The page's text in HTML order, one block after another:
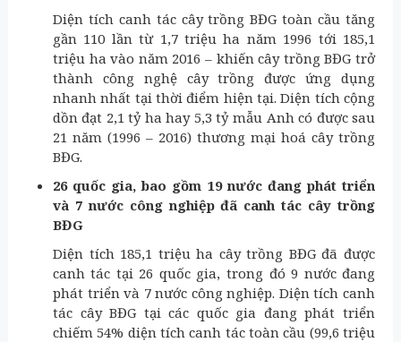
Diện tích canh tác cây trồng BĐG toàn cầu tăng
gần 110 lần từ 1,7 triệu ha năm 1996 tới 185,1
triệu ha vào năm 2016 – khiến cây trồng BĐG trở
thành công nghệ cây trồng được ứng dụng
nhanh nhất tại thời điểm hiện tại. Diện tích cộng
dồn đạt 2,1 tỷ ha hay 5,3 tỷ mẫu Anh có được sau
21 năm (1996 – 2016) thương mại hoá cây trồng
BĐG.
26 quốc gia, bao gồm 19 nước đang phát triển
và 7 nước công nghiệp đã canh tác cây trồng
BĐG
Diện tích 185,1 triệu ha cây trồng BĐG đã được
canh tác tại 26 quốc gia, trong đó 9 nước đang
phát triển và 7 nước công nghiệp. Diện tích canh
tác cây BĐG tại các quốc gia đang phát triển
chiếm 54% diện tích canh tác toàn cầu (99,6 triệu